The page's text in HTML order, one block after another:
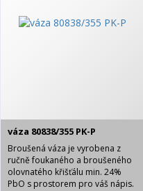
váza 80838/355 PK-P
Broušená váza je vyrobena z
ručně foukaného a broušeného
olovnatého křišťálu min. 24%
PbO s prostorem pro váš nápis.